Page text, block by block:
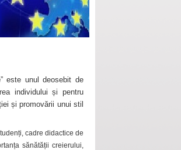
este unul deosebit de
individului și pentru
și promovării unui stil
cadre didactice de
sănătății creierului,